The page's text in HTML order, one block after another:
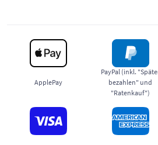
ApplePay
PayPal (inkl.
bezahlen" und
"Ratenkauf")